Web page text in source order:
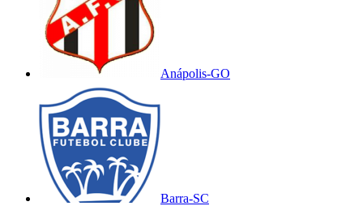
Anápolis-GO
Barra-SC